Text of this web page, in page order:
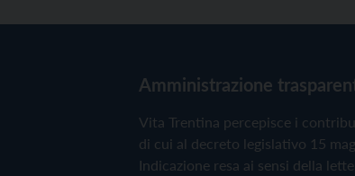
Amministrazione
Vita Trentina percepisce i
di cui al decreto legislativo 15
Indicazione resa ai sensi della